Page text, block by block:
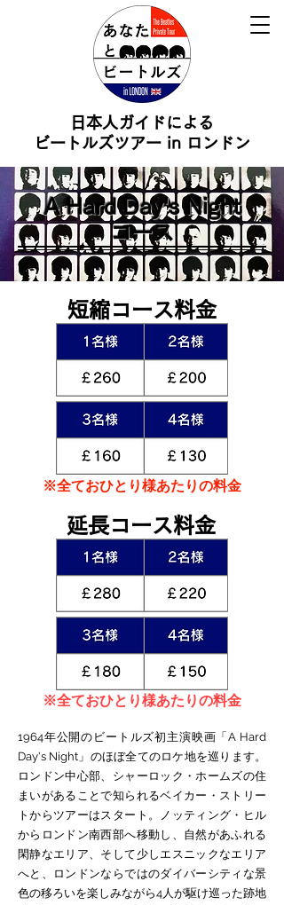
日本人ガイドによる
ビートルズツアー in ロンドン
A Hard Day's Night
コース
短縮コース料金
※全ておひとり様あたりの料金
延長コース料金
※全ておひとり様あたりの料金
1964年公開のビートルズ初主演映画「A Hard
Day's Night」のほぼ全てのロケ地を巡ります。
ロンドン中心部、シャーロック・ホームズの住
まいがあることで知られるベイカー・ストリー
トからツアーはスタート。ノッティング・ヒル
からロンドン南西部へ移動し、自然があふれる
閑静なエリア、そして少しエスニックなエリア
へと、ロンドンならではのダイバーシティな景
色の移ろいを楽しみながら4人が駆け巡った跡地